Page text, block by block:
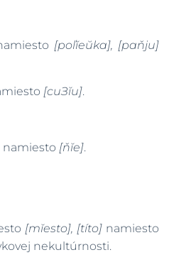
[poľĭeŭka], [paňju]
[cuЗĭu].
namiesto [ňĭe].
[mĭesto], [títo]namiesto
nekultúrnosti.